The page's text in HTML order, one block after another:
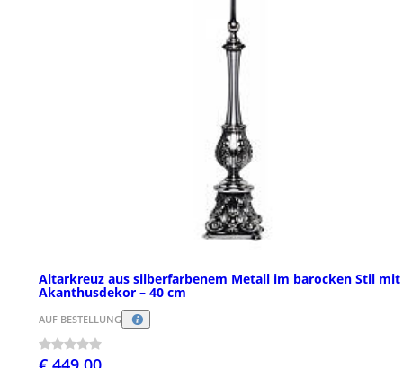
Altarkreuz aus silberfarbenem Metall im barocken Stil mit
Akanthusdekor – 40 cm
AUF BESTELLUNG